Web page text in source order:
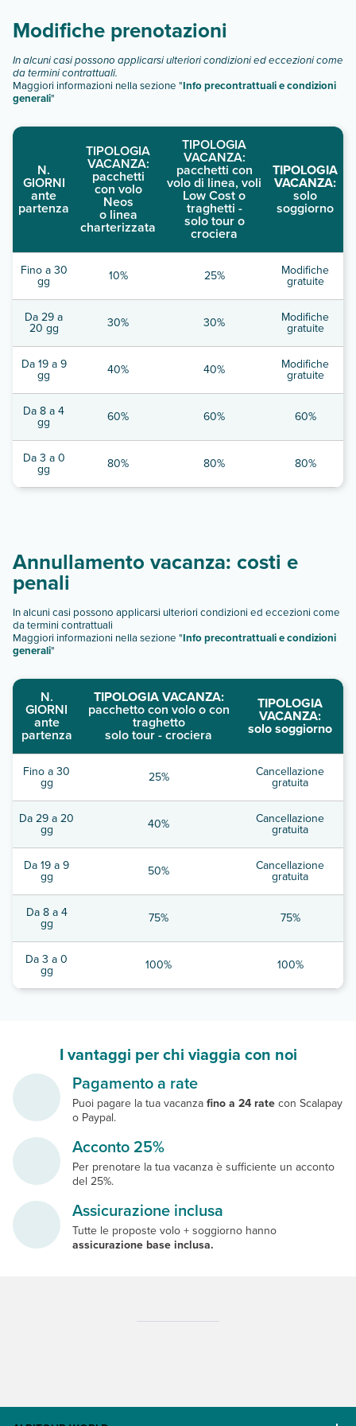
Modifiche prenotazioni
In alcuni casi possono applicarsi ulteriori condizioni ed eccezioni come
da termini contrattuali.
Maggiori informazioni nella sezione "Info precontrattuali e condizioni
generali"
N.
GIORNI
ante
partenza
TIPOLOGIA
VACANZA:
pacchetti
con volo
Neos
o linea
charterizzata
TIPOLOGIA
VACANZA:
pacchetti con
volo di linea, voli
Low Cost o
traghetti -
solo tour o
crociera
TIPOLOGIA
VACANZA:
solo
soggiorno
Fino a 30
gg 10% 25% Modifiche
gratuite
Da 29 a
20 gg 30% 30% Modifiche
gratuite
Da 19 a 9
gg 40% 40% Modifiche
gratuite
Da 8 a 4
gg 60% 60% 60%
Da 3 a 0
gg 80% 80% 80%
Annullamento vacanza: costi e
penali
In alcuni casi possono applicarsi ulteriori condizioni ed eccezioni come
da termini contrattuali
Maggiori informazioni nella sezione "Info precontrattuali e condizioni
generali"
N.
GIORNI
ante
partenza
TIPOLOGIA VACANZA:
pacchetto con volo o con
traghetto
solo tour - crociera
TIPOLOGIA
VACANZA:
solo soggiorno
Fino a 30
gg 25% Cancellazione
gratuita
Da 29 a 20
gg 40% Cancellazione
gratuita
Da 19 a 9
gg 50% Cancellazione
gratuita
Da 8 a 4
gg 75% 75%
Da 3 a 0
gg 100% 100%
I vantaggi per chi viaggia con noi
Pagamento a rate
Puoi pagare la tua vacanzafino a 24 ratecon Scalapay
o Paypal.
Acconto 25%
Per prenotare la tua vacanza è sufficiente un acconto
del 25%.
Assicurazione inclusa
Tutte le proposte volo + soggiorno hanno
assicurazione base inclusa.